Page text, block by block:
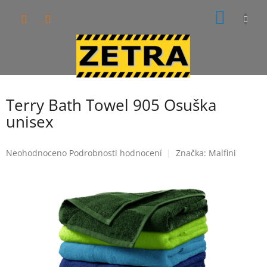
Terry Bath Towel 905 Osuška
unisex
Průměrné
Neohodnoceno Podrobnosti hodnocení Značka: Malfini